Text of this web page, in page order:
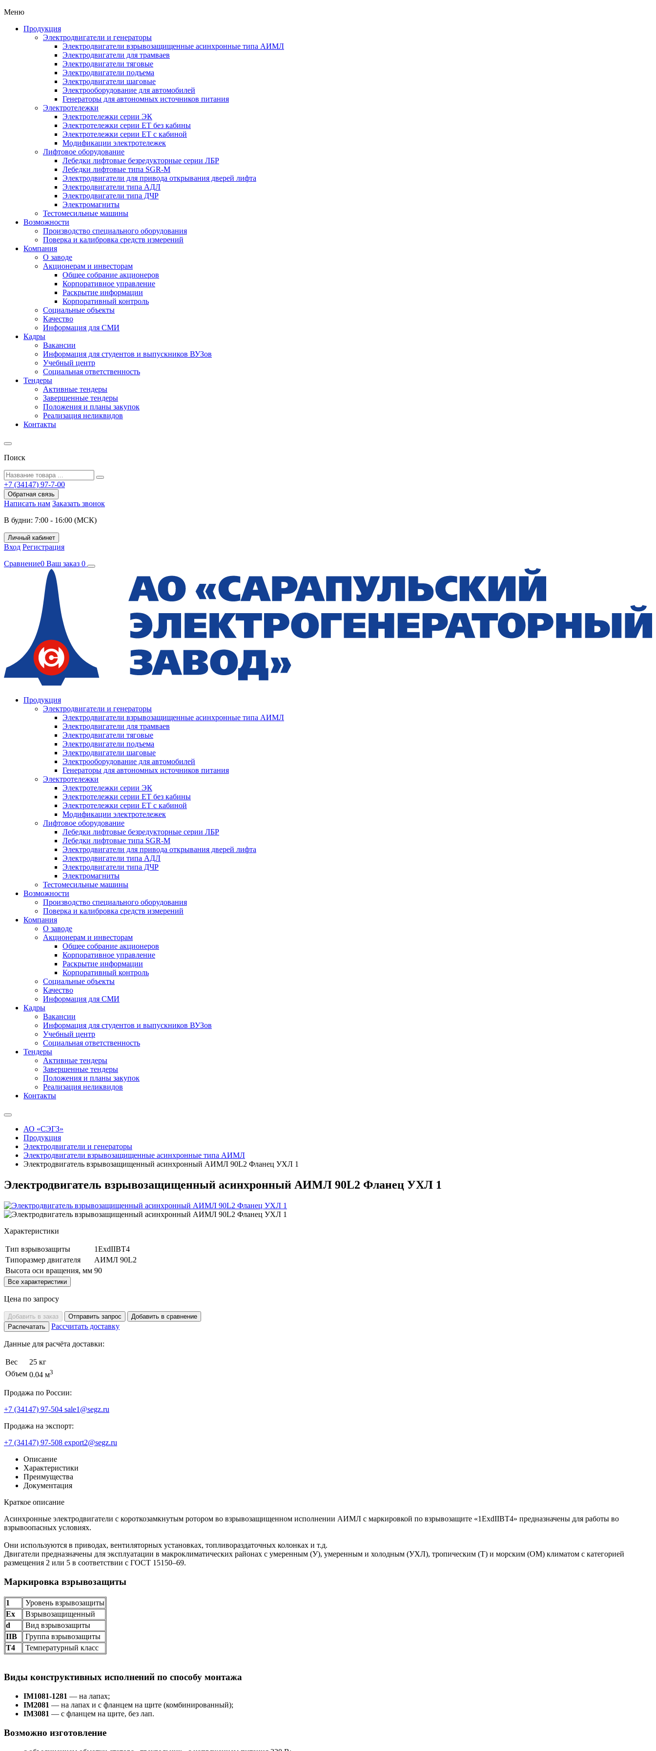
Меню
Продукция
Электродвигатели и генераторы
Электродвигатели взрывозащищенные асинхронные типа АИМЛ
Электродвигатели для трамваев
Электродвигатели тяговые
Электродвигатели подъема
Электродвигатели шаговые
Электрооборудование для автомобилей
Генераторы для автономных источников питания
Электротележки
Электротележки серии ЭК
Электротележки серии ЕТ без кабины
Электротележки серии ЕТ с кабиной
Модификации электротележек
Лифтовое оборудование
Лебедки лифтовые безредукторные серии ЛБР
Лебедки лифтовые типа SGR-M
Электродвигатели для привода открывания дверей лифта
Электродвигатели типа АДЛ
Электродвигатели типа ДЧР
Электромагниты
Тестомесильные машины
Возможности
Производство специального оборудования
Поверка и калибровка средств измерений
Компания
О заводе
Акционерам и инвесторам
Общее собрание акционеров
Корпоративное управление
Раскрытие информации
Корпоративный контроль
Социальные объекты
Качество
Информация для СМИ
Кадры
Вакансии
Информация для студентов и выпускников ВУЗов
Учебный центр
Социальная ответственность
Тендеры
Активные тендеры
Завершенные тендеры
Положения и планы закупок
Реализация неликвидов
Контакты
Поиск
+7 (34147) 97-7-00
Обратная связь
Написать нам Заказать звонок
В будни: 7:00 - 16:00 (МСК)
Личный кабинет
Вход Регистрация
Сравнение0 Ваш заказ 0
Продукция
Электродвигатели и генераторы
Электродвигатели взрывозащищенные асинхронные типа АИМЛ
Электродвигатели для трамваев
Электродвигатели тяговые
Электродвигатели подъема
Электродвигатели шаговые
Электрооборудование для автомобилей
Генераторы для автономных источников питания
Электротележки
Электротележки серии ЭК
Электротележки серии ЕТ без кабины
Электротележки серии ЕТ с кабиной
Модификации электротележек
Лифтовое оборудование
Лебедки лифтовые безредукторные серии ЛБР
Лебедки лифтовые типа SGR-M
Электродвигатели для привода открывания дверей лифта
Электродвигатели типа АДЛ
Электродвигатели типа ДЧР
Электромагниты
Тестомесильные машины
Возможности
Производство специального оборудования
Поверка и калибровка средств измерений
Компания
О заводе
Акционерам и инвесторам
Общее собрание акционеров
Корпоративное управление
Раскрытие информации
Корпоративный контроль
Социальные объекты
Качество
Информация для СМИ
Кадры
Вакансии
Информация для студентов и выпускников ВУЗов
Учебный центр
Социальная ответственность
Тендеры
Активные тендеры
Завершенные тендеры
Положения и планы закупок
Реализация неликвидов
Контакты
АО «СЭГЗ»
Продукция
Электродвигатели и генераторы
Электродвигатели взрывозащищенные асинхронные типа АИМЛ
Электродвигатель взрывозащищенный асинхронный АИМЛ 90L2 Фланец УХЛ 1
Электродвигатель взрывозащищенный асинхронный АИМЛ 90L2 Фланец УХЛ 1
Характеристики
Тип взрывозащиты
1ExdIIBT4
Типоразмер двигателя
АИМЛ 90L2
Высота оси вращения, мм 90
Все характеристики
Цена по запросу
Добавить в заказ Отправить запрос
Добавить в сравнение
Распечатать
Рассчитать доставку
Данные для расчёта доставки:
Вес
25 кг
Объем 0.04 м3
Продажа по России:
+7 (34147) 97-504 sale1@segz.ru
Продажа на экспорт:
+7 (34147) 97-508 export2@segz.ru
Описание
Характеристики
Преимущества
Документация
Краткое описание
Асинхронные электродвигатели с короткозамкнутым ротором во взрывозащищенном исполнении АИМЛ с маркировкой по взрывозащите «1ExdIIBT4» предназначены для работы во
взрывоопасных условиях.
Они используются в приводах, вентиляторных установках, топливораздаточных колонках и т.д.
Двигатели предназначены для эксплуатации в макроклиматических районах с умеренным (У), умеренным и холодным (УХЛ), тропическим (Т) и морским (ОМ) климатом с категорией
размещения 2 или 5 в соответствии с ГОСТ 15150–69.
Маркировка взрывозащиты
1
Уровень взрывозащиты
Ех
Взрывозащищенный
d
Вид взрывозащиты
IIB
Группа взрывозащиты
Т4
Температурный класс
Виды конструктивных исполнений по способу монтажа
IM1081-1281 — на лапах;
IM2081 — на лапах и с фланцем на щите (комбинированный);
IM3081 — с фланцем на щите, без лап.
Возможно изготовление